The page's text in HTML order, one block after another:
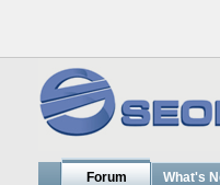
Forum What's